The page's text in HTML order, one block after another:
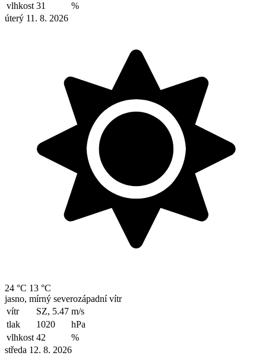
vlhkost 31
%
úterý 11. 8. 2026
24 °C 13 °C
jasno, mírný severozápadní vítr
vítr
SZ, 5.47 m/s
tlak
1020
hPa
vlhkost 42
%
středa 12. 8. 2026